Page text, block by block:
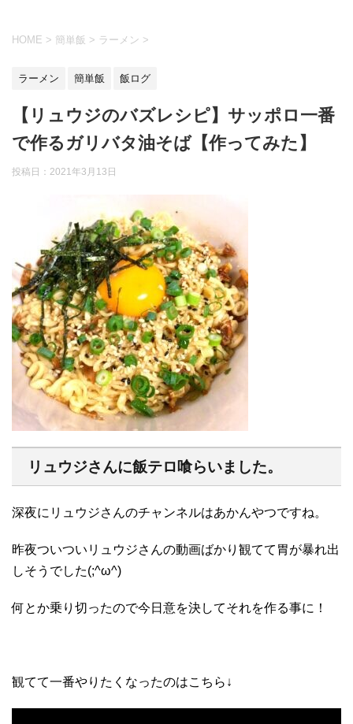
HOME > 簡単飯 > ラーメン >
ラーメン 簡単飯 飯ログ
【リュウジのバズレシピ】サッポロ一番
で作るガリバタ油そば【作ってみた】
投稿日： 2021年3月13日
リュウジさんに飯テロ喰らいました。
深夜にリュウジさんのチャンネルはあかんやつですね。
昨夜ついついリュウジさんの動画ばかり観てて胃が暴れ出
しそうでした(;^ω^)
何とか乗り切ったので今日意を決してそれを作る事に！
観てて一番やりたくなったのはこちら↓